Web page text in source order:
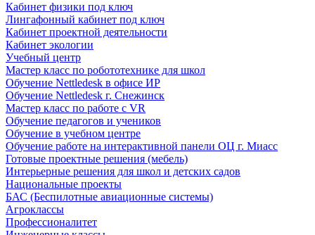
Кабинет физики под ключ
Лингафонный кабинет под ключ
Кабинет проектной деятельности
Кабинет экологии
Учебный центр
Мастер класс по робототехнике для школ
Обучение Nettledesk в офисе ИР
Обучение Nettledesk г. Снежинск
Мастер класс по работе с VR
Обучение педагогов и учеников
Обучение в учебном центре
Обучение работе на интерактивной панели ОЦ г. Миасс
Готовые проектные решения (мебель)
Интерьерные решения для школ и детских садов
Национальные проекты
БАС (Беспилотные авиационные системы)
Агроклассы
Профессионалитет